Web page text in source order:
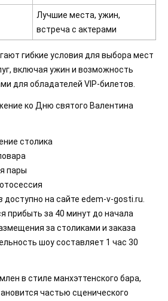
Лучшие места, ужин,
встреча с актерами
гибкие условия для выбора мест
включая ужин и возможность
для обладателей VIP-билетов.
ко Дню святого Валентина
столика
пары
доступно на сайте edem-v-gosti.ru.
прибыть за 40 минут до начала
за столиками и заказа
шоу составляет 1 час 30
в стиле манхэттенского бара,
частью сценического